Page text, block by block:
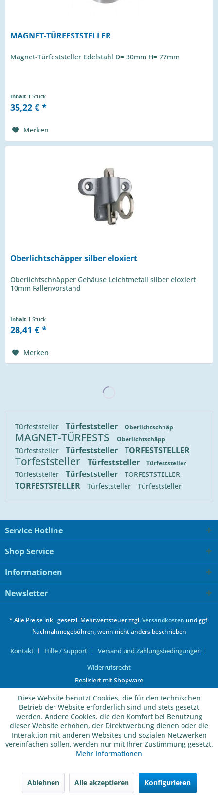
MAGNET-TÜRFESTSTELLER
Magnet-Türfeststeller Edelstahl D= 30mm H= 77mm
Inhalt 1 Stück
35,22 € *
Merken
Oberlichtschäpper silber eloxiert
Oberlichtschnäpper Gehäuse Leichtmetall silber eloxiert
10mm Fallenvorstand
Inhalt 1 Stück
28,41 € *
Merken
Türfeststeller Türfeststeller Oberlichtschnäp
MAGNET-TÜRFESTS Oberlichtschäpp
Türfeststeller Türfeststeller TORFESTSTELLER
Torfeststeller Türfeststeller Türfeststeller
Türfeststeller Türfeststeller TORFESTSTELLER
TORFESTSTELLER Türfeststeller Türfeststeller
Service Hotline
Shop Service
Informationen
Newsletter
* Alle Preise inkl. gesetzl. Mehrwertsteuer zzgl.Versandkosten und ggf.
Nachnahmegebühren, wenn nicht anders beschrieben
Kontakt Hilfe / Support
Versand und Zahlungsbedingungen
Widerrufsrecht
Realisiert mit Shopware
Diese Website benutzt Cookies, die für den technischen
Betrieb der Website erforderlich sind und stets gesetzt
werden. Andere Cookies, die den Komfort bei Benutzung
dieser Website erhöhen, der Direktwerbung dienen oder die
Interaktion mit anderen Websites und sozialen Netzwerken
vereinfachen sollen, werden nur mit Ihrer Zustimmung gesetzt.
Mehr Informationen
Ablehnen Alle akzeptieren Konfigurieren